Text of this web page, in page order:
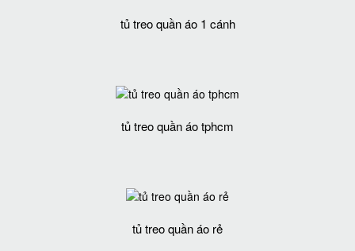
tủ treo quần áo 1 cánh
tủ treo quần áo tphcm
tủ treo quần áo rẻ